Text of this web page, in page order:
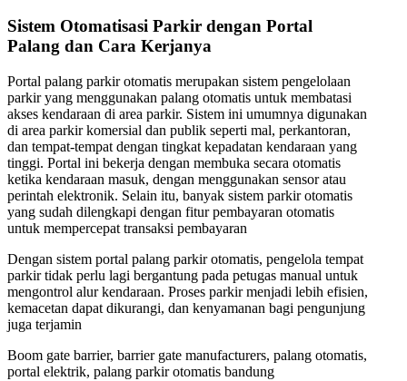
Sistem Otomatisasi Parkir dengan Portal
Palang dan Cara Kerjanya
Portal palang parkir otomatis merupakan sistem pengelolaan
parkir yang menggunakan palang otomatis untuk membatasi
akses kendaraan di area parkir. Sistem ini umumnya digunakan
di area parkir komersial dan publik seperti mal, perkantoran,
dan tempat-tempat dengan tingkat kepadatan kendaraan yang
tinggi. Portal ini bekerja dengan membuka secara otomatis
ketika kendaraan masuk, dengan menggunakan sensor atau
perintah elektronik. Selain itu, banyak sistem parkir otomatis
yang sudah dilengkapi dengan fitur pembayaran otomatis
untuk mempercepat transaksi pembayaran
Dengan sistem portal palang parkir otomatis, pengelola tempat
parkir tidak perlu lagi bergantung pada petugas manual untuk
mengontrol alur kendaraan. Proses parkir menjadi lebih efisien,
kemacetan dapat dikurangi, dan kenyamanan bagi pengunjung
juga terjamin
Boom gate barrier, barrier gate manufacturers, palang otomatis,
portal elektrik, palang parkir otomatis bandung